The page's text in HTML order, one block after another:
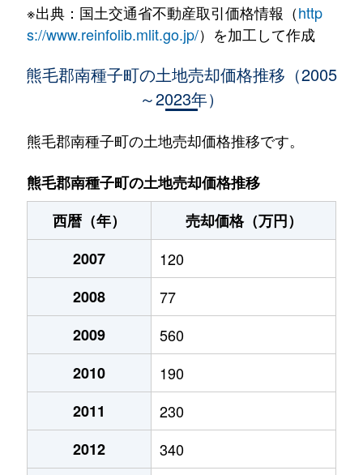
※出典：国土交通省不動産取引価格情報（http
s://www.reinfolib.mlit.go.jp/）を加工して作成
熊毛郡南種子町の土地売却価格推移（2005
～2023年）
熊毛郡南種子町の土地売却価格推移です。
熊毛郡南種子町の土地売却価格推移
西暦（年）
売却価格（万円）
2007
120
2008
77
2009
560
2010
190
2011
230
2012
340